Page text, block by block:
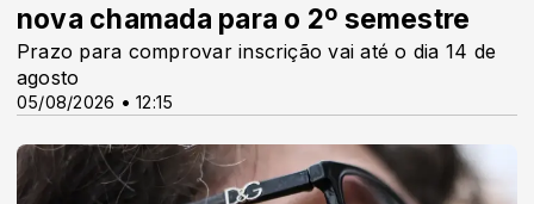
05/08/2026 • 12:15
nova chamada para o 2º semestre
Prazo para comprovar inscrição vai até o dia 14 de
agosto